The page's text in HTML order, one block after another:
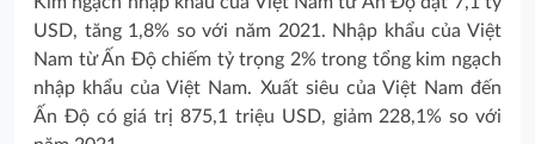
USD, tăng 1,8% so với năm 2021. Nhập khẩu của Việt
Nam từ Ấn Độ chiếm tỷ trọng 2% trong tổng kim ngạch
nhập khẩu của Việt Nam. Xuất siêu của Việt Nam đến
Ấn Độ có giá trị 875,1 triệu USD, giảm 228,1% so với